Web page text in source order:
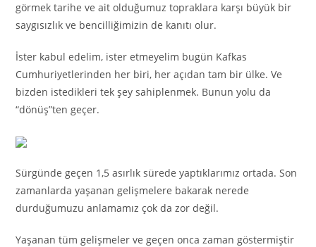
görmek tarihe ve ait olduğumuz topraklara karşı büyük bir
saygısızlık ve bencilliğimizin de kanıtı olur.
İster kabul edelim, ister etmeyelim bugün Kafkas
Cumhuriyetlerinden her biri, her açıdan tam bir ülke. Ve
bizden istedikleri tek şey sahiplenmek. Bunun yolu da
“dönüş”ten geçer.
Sürgünde geçen 1,5 asırlık sürede yaptıklarımız ortada. Son
zamanlarda yaşanan gelişmelere bakarak nerede
durduğumuzu anlamamız çok da zor değil.
Yaşanan tüm gelişmeler ve geçen onca zaman göstermiştir